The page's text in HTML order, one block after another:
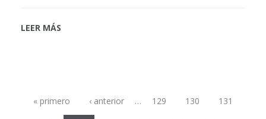
LEER MÁS
Páginas
« primero ‹ anterior … 129 130 131